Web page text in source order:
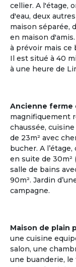
cellier. A l'étage,
d'eau, deux
maison séparée,
en maison
à prévoir mais
Il est situé à 40
à une heure de
Ancienne ferme
magnifiquement
chaussée,
de 23m² avec
bucher. A
en suite de 30m²
salle de bains
90m². Jardin
campagne.
Maison de plain
une cuisine
salon, une
une buanderie,
Les deux
seuls ; il
adaptée pour
Voir les